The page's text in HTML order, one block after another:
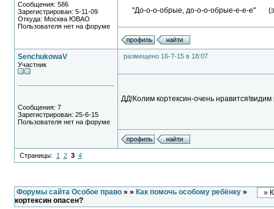
Сообщения: 586
Зарегистрирован: 5-11-09
Откуда: Москва ЮВАО
Пользователя нет на форуме
"До-о-о-обрые, до-о-о-обрые-е-е-е"
SenchukowaV
Участник
Сообщения: 7
Зарегистрирован: 25-6-15
Пользователя нет на форуме
размещено 16-7-15 в 18:07
ДД!Колим кортексин-очень
Страницы: 1 2 3 4
Форумы сайта Особое право» » Как помочь особому ребёнку»
кортексин опасен?